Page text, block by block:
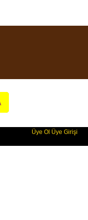
Üye Ol Üye Girişi